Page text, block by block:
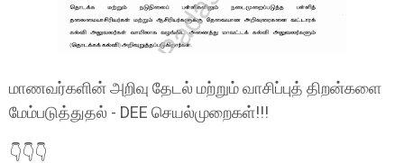
மாணவர்களின் அறிவு தேடல் மற்றும் வாசிப்புத் திறன்களை
மேம்படுத்துதல் - DEE செயல்முறைகள்!!!
👇👇👇